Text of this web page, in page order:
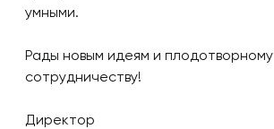
умными.
Рады новым идеям и плодотворному
сотрудничеству!
Директор